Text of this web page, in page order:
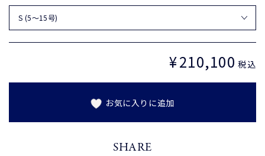
定
¥210,100 税込
お気に入りに追加
SHARE